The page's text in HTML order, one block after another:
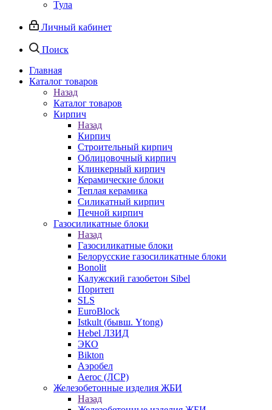
Тула
Личный кабинет
Поиск
Главная
Каталог товаров
Назад
Каталог товаров
Кирпич
Назад
Кирпич
Строительный кирпич
Облицовочный кирпич
Клинкерный кирпич
Керамические блоки
Теплая керамика
Силикатный кирпич
Печной кирпич
Газосиликатные блоки
Назад
Газосиликатные блоки
Белорусские газосиликатные блоки
Bonolit
Калужский газобетон Sibel
Поритеп
SLS
EuroBlock
Istkult (бывш. Ytong)
Hebel ЛЗИД
ЭКО
Bikton
Аэробел
Aeroc (ЛСР)
Железобетонные изделия ЖБИ
Назад